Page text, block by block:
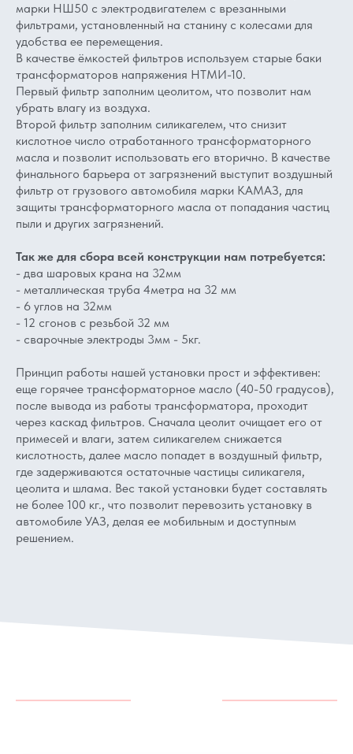
марки НШ50 с электродвигателем с врезанными
фильтрами, установленный на станину с колесами для
удобства ее перемещения.
В качестве ёмкостей фильтров используем старые баки
трансформаторов напряжения НТМИ-10.
Первый фильтр заполним цеолитом, что позволит нам
убрать влагу из воздуха.
Второй фильтр заполним силикагелем, что снизит
кислотное число отработанного трансформаторного
масла и позволит использовать его вторично. В качестве
финального барьера от загрязнений выступит воздушный
фильтр от грузового автомобиля марки КАМАЗ, для
защиты трансформаторного масла от попадания частиц
пыли и других загрязнений.
Так же для сбора всей конструкции нам потребуется:
- два шаровых крана на 32мм
- металлическая труба 4метра на 32 мм
- 6 углов на 32мм
- 12 сгонов с резьбой 32 мм
- сварочные электроды 3мм - 5кг.
Принцип работы нашей установки прост и эффективен:
еще горячее трансформаторное масло (40-50 градусов),
после вывода из работы трансформатора, проходит
через каскад фильтров. Сначала цеолит очищает его от
примесей и влаги, затем силикагелем снижается
кислотность, далее масло попадет в воздушный фильтр,
где задерживаются остаточные частицы силикагеля,
цеолита и шлама. Вес такой установки будет составлять
не более 100 кг., что позволит перевозить установку в
автомобиле УАЗ, делая ее мобильным и доступным
решением.